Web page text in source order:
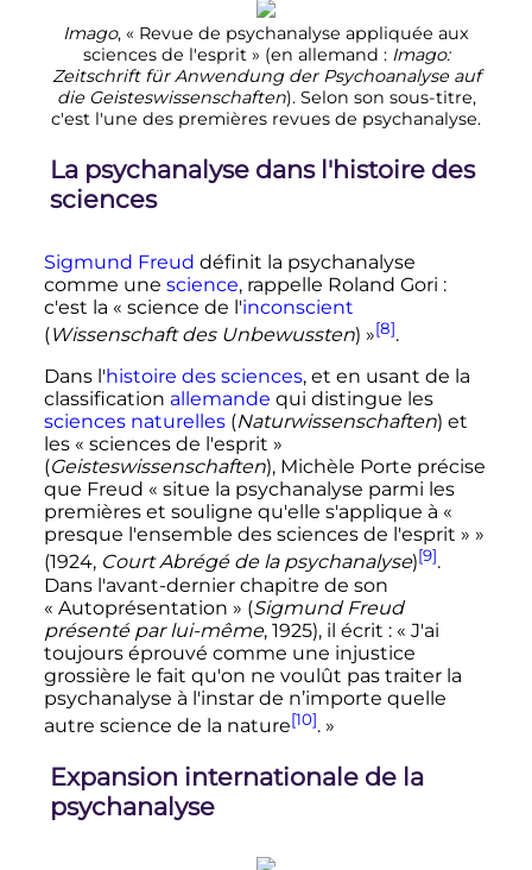
Imago, « Revue de psychanalyse appliquée aux
sciences de l'esprit » (en allemand : Imago:
Zeitschrift für Anwendung der Psychoanalyse auf
die Geisteswissenschaften). Selon son sous-titre,
c'est l'une des premières revues de psychanalyse.
La psychanalyse dans l'histoire des
sciences
Sigmund Freud définit la psychanalyse
comme une science, rappelle Roland Gori :
c'est la « science de l'inconscient
(Wissenschaft des Unbewussten) »[8].
Dans l'histoire des sciences, et en usant de la
classification allemande qui distingue les
sciences naturelles(Naturwissenschaften) et
les « sciences de l'esprit »
(Geisteswissenschaften), Michèle Porte précise
que Freud « situe la psychanalyse parmi les
premières et souligne qu'elle s'applique à «
presque l'ensemble des sciences de l'esprit » »
(1924, Court Abrégé de la psychanalyse)[9].
Dans l'avant-dernier chapitre de son
« Autoprésentation » (Sigmund Freud
présenté par lui-même, 1925), il écrit : « J'ai
toujours éprouvé comme une injustice
grossière le fait qu'on ne voulût pas traiter la
psychanalyse à l'instar de n’importe quelle
autre science de la nature[10]. »
Expansion internationale de la
psychanalyse